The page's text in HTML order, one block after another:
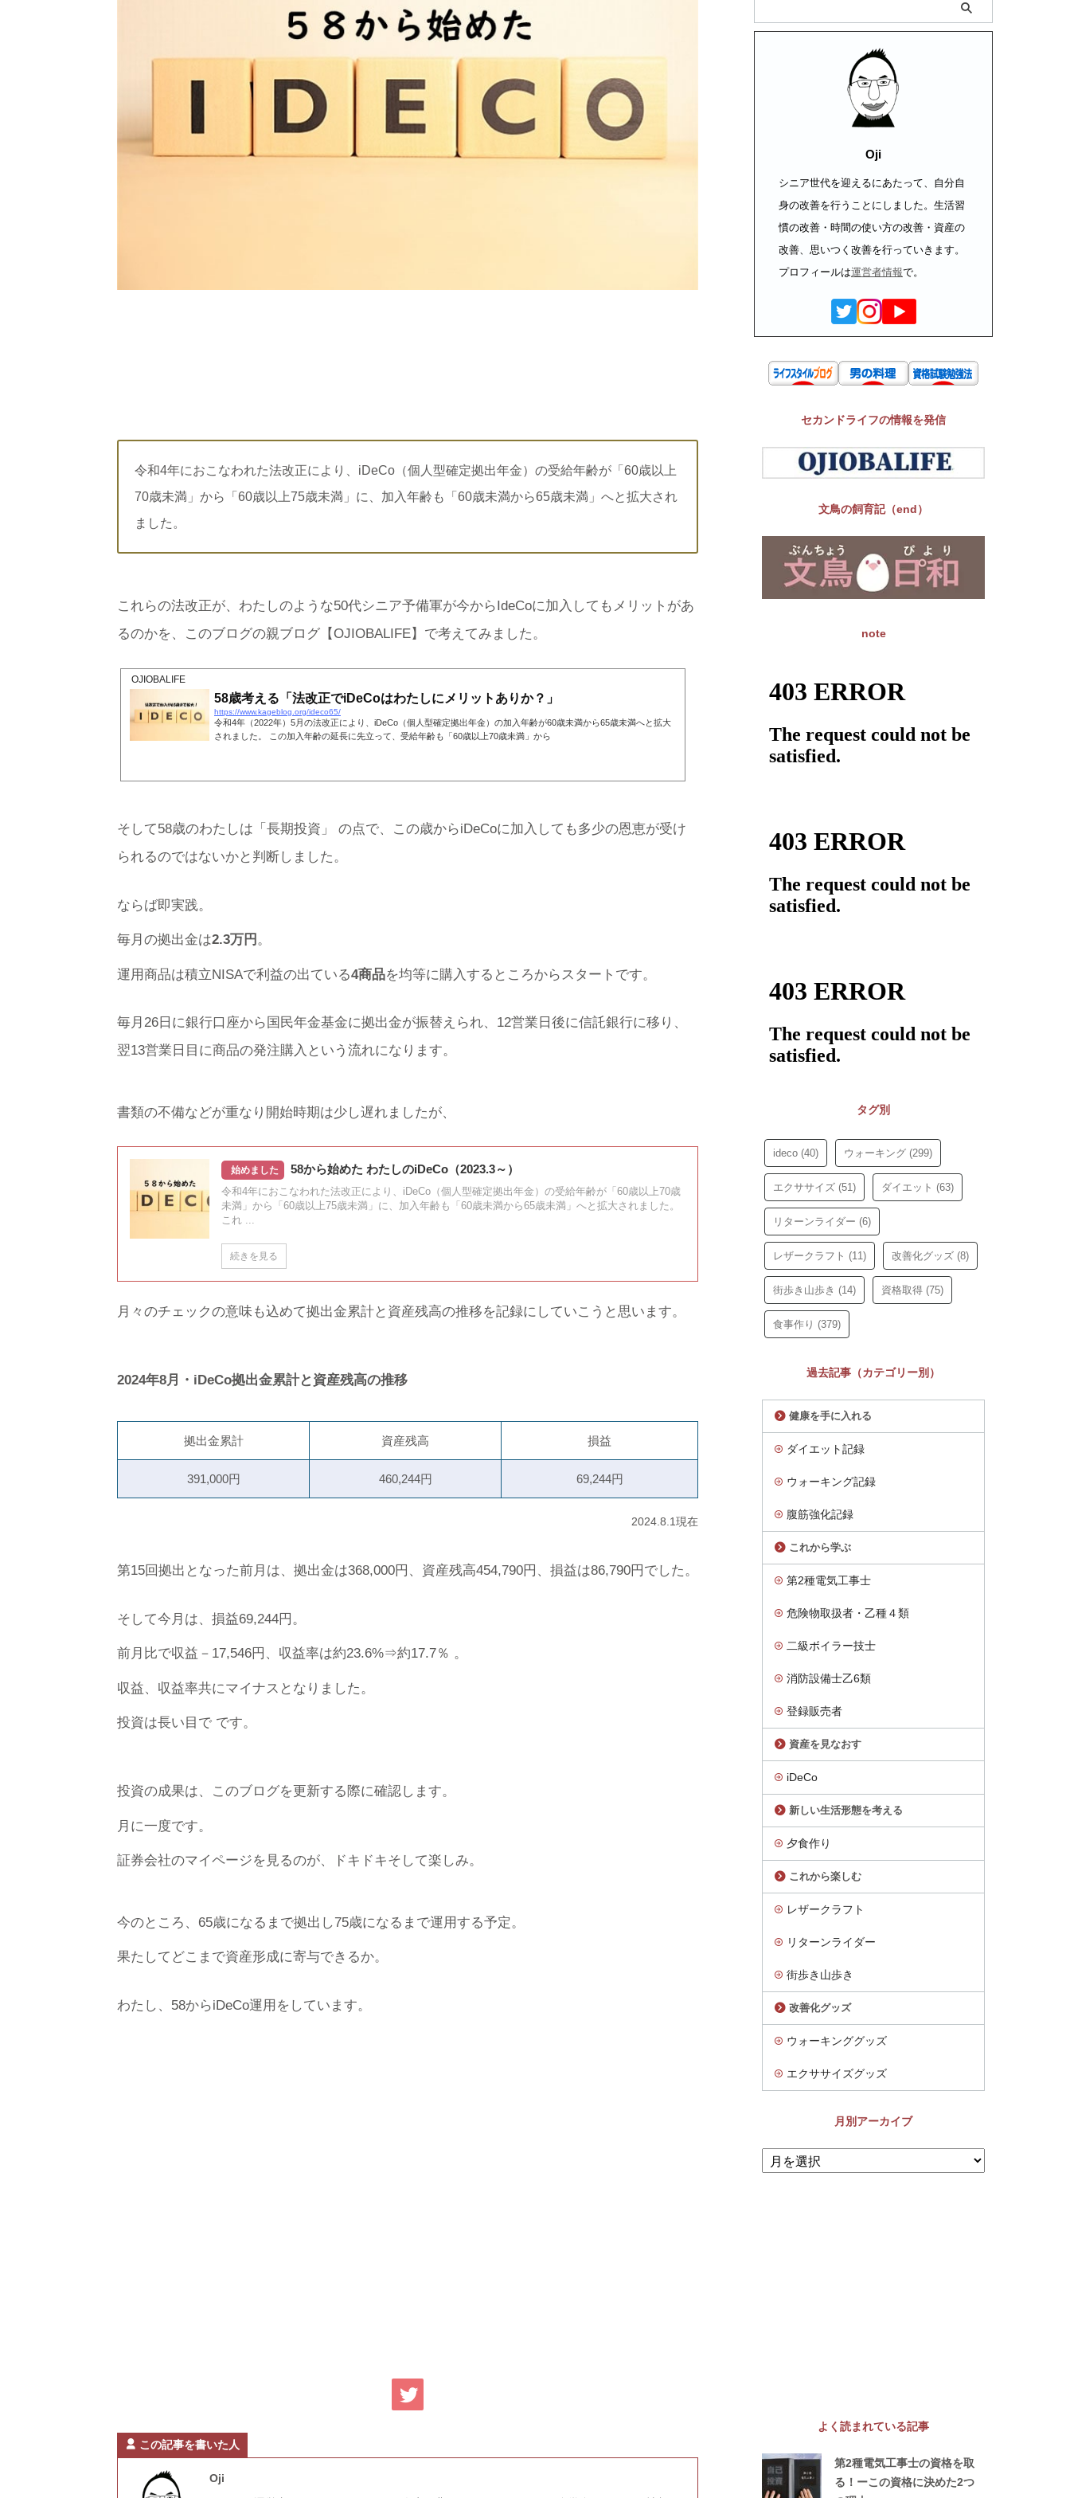
令和4年におこなわれた法改正により、iDeCo（個人型確定拠出年金）の受給年齢が「60歳以上
70歳未満」から「60歳以上75歳未満」に、加入年齢も「60歳未満から65歳未満」へと拡大され
ました。
これらの法改正が、わたしのような50代シニア予備軍が今からIdeCoに加入してもメリットがあ
るのかを、このブログの親ブログ【OJIOBALIFE】で考えてみました。
OJIOBALIFE
58歳考える「法改正でiDeCoはわたしにメリットありか？」
https://www.kageblog.org/ideco65/
令和4年（2022年）5月の法改正により、iDeCo（個人型確定拠出年金）の加入年齢が60歳未満から65歳未満へと拡大
されました。 この加入年齢の延長に先立って、受給年齢も「60歳以上70歳未満」から
そして58歳のわたしは「長期投資」 の点で、この歳からiDeCoに加入しても多少の恩恵が受け
られるのではないかと判断しました。
ならば即実践。
毎月の拠出金は2.3万円 。
運用商品は積立NISAで利益の出ている4商品を均等に購入するところからスタートです。
毎月26日に銀行口座から国民年金基金に拠出金が振替えられ、12営業日後に信託銀行に移り、
翌13営業日目に商品の発注購入という流れになります。
書類の不備などが重なり開始時期は少し遅れましたが、
始めました 58から始めた わたしのiDeCo（2023.3～）
令和4年におこなわれた法改正により、iDeCo（個人型確定拠出年金）の受給年齢が「60歳以上70歳
未満」から「60歳以上75歳未満」に、加入年齢も「60歳未満から65歳未満」へと拡大されました。
これ ...
続きを見る
月々のチェックの意味も込めて拠出金累計と資産残高の推移を記録にしていこうと思います。
2024年8月・iDeCo拠出金累計と資産残高の推移
拠出金累計 資産残高 損益
391,000円 460,244円 69,244円
2024.8.1現在
第15回拠出となった前月は、拠出金は368,000円、資産残高454,790円、損益は86,790円でした。
そして今月は、損益69,244円。
前月比で収益－17,546円、収益率は約23.6%⇒約17.7％ 。
収益、収益率共にマイナスとなりました。
投資は長い目で です。
投資の成果は、このブログを更新する際に確認します。
月に一度です。
証券会社のマイページを見るのが、ドキドキそして楽しみ。
今のところ、65歳になるまで拠出し75歳になるまで運用する予定。
果たしてどこまで資産形成に寄与できるか。
わたし、58からiDeCo運用をしています。
この記事を書いた人
Oji
Oji
シニア世代を迎えるにあたって、自分自
身の改善を行うことにしました。生活習
慣の改善・時間の使い方の改善・資産の
改善、思いつく改善を行っていきます。
プロフィールは運営者情報で。
セカンドライフの情報を発信
文鳥の飼育記（end）
note
タグ別
ideco (40) ウォーキング (299)
エクササイズ (51) ダイエット (63)
リターンライダー (6)
レザークラフト (11) 改善化グッズ (8)
街歩き山歩き (14) 資格取得 (75)
食事作り (379)
過去記事（カテゴリー別）
健康を手に入れる
ダイエット記録
ウォーキング記録
腹筋強化記録
これから学ぶ
第2種電気工事士
危険物取扱者・乙種４類
二級ボイラー技士
消防設備士乙6類
登録販売者
資産を見なおす
iDeCo
新しい生活形態を考える
夕食作り
これから楽しむ
レザークラフト
リターンライダー
街歩き山歩き
改善化グッズ
ウォーキンググッズ
エクササイズグッズ
月別アーカイブ
よく読まれている記事
第2種電気工事士の資格を取
る！ーこの資格に決めた2つ